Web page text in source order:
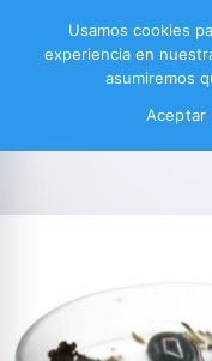
Usamos cookies
experiencia en
asumiremos
Aceptar